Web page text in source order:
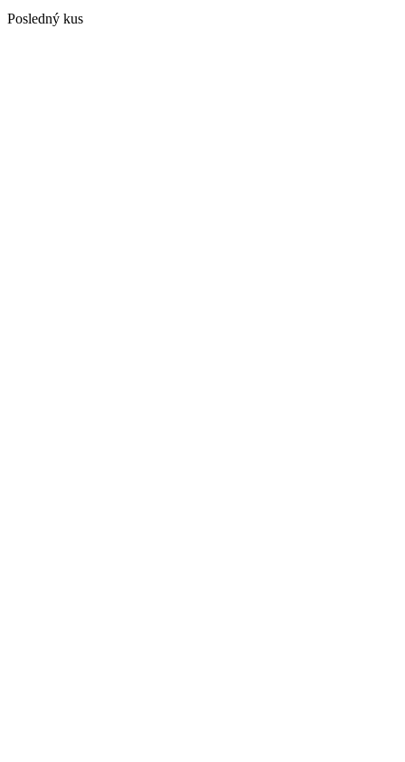
Posledný kus